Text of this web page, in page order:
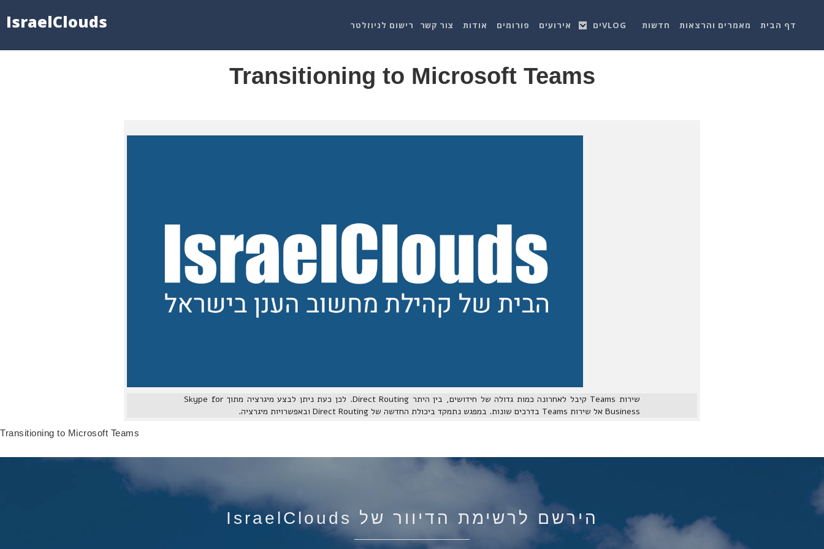
IsraelClouds דף הבית מאמרים והרצאות חדשות VLOGים אירועים פורומים אודות צור קשר רישום לניוזלטר
Transitioning to Microsoft Teams
שירות Teams קיבל לאחרונה כמות גדולה של חידושים, בין היתר Direct Routing. לכן כעת ניתן לבצע מיגרציה מתוך Skype for
Business אל שירות Teams בדרכים שונות. במפגש נתמקד ביכולת החדשה של Direct Routing ובאפשרויות מיגרציה.
Transitioning to Microsoft Teams
הירשם לרשימת הדיוור של IsraelClouds